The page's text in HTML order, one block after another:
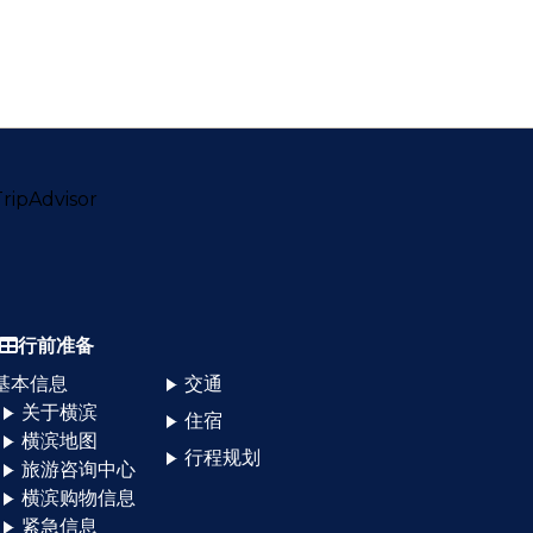
行前准备
本信息
关于横滨
横滨地图
旅游咨询中心
横滨购物信息
紧急信息
交通
住宿
行程规划